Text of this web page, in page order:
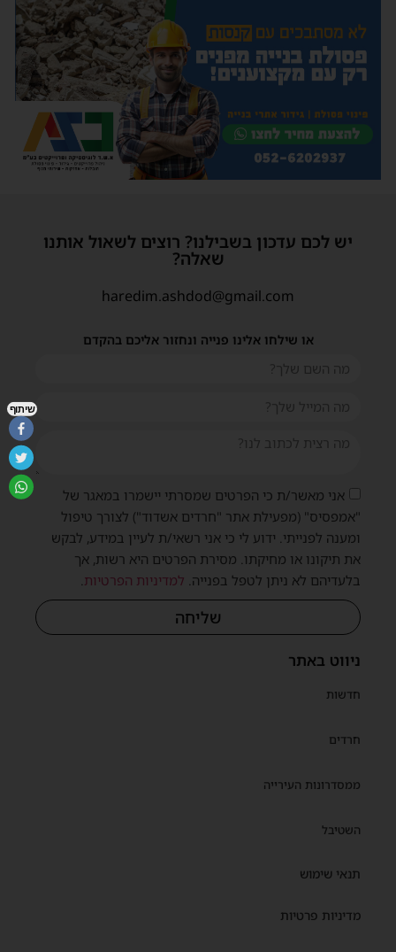
ניווט באתר
חדשות
חרדים
ממסדרונות העירייה
השטיבל
תנאי שימוש
מדיניות פרטיות
יש לכם עדכון בשבילנו? רוצים לשאול אותנו
שאלה?
haredim.ashdod@gmail.com
או שילחו אלינו פנייה ונחזור אליכם בהקדם
אני מאשר/ת כי הפרטים שמסרתי יישמרו במאגר של
"אמפסיס" (מפעילת אתר "חרדים אשדוד") לצורך טיפול
ומענה לפנייתי. ידוע לי כי אני רשאי/ת לעיין במידע, לבקש
את תיקונו או מחיקתו. מסירת הפרטים היא רשות, אך
בלעדיהם לא ניתן לטפל בפנייה. למדיניות הפרטיות.
שליחה
שיתוף